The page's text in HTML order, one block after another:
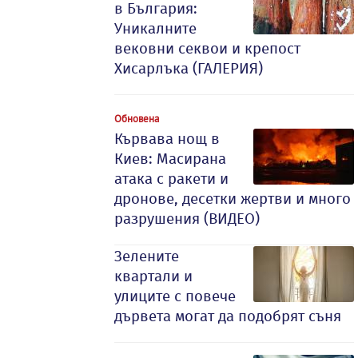
в България:
Уникалните
вековни секвои и крепост
Хисарлъка (ГАЛЕРИЯ)
Обновена
Кървава нощ в
Киев: Масирана
атака с ракети и
дронове, десетки жертви и много
разрушения (ВИДЕО)
Зелените
квартали и
улиците с повече
дървета могат да подобрят съня